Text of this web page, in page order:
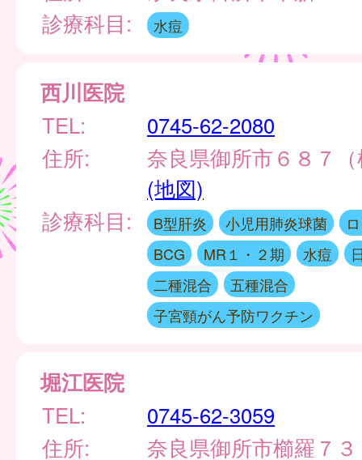
診療科目:
水痘
西川医院
TEL:
0745-62-2080
住所:
奈良県御所市６８７
(地図)
診療科目:
B型肝炎 小児用肺炎球菌
BCG
MR１・２期 水痘
二種混合
五種混合
子宮頸がん予防ワクチン
堀江医院
TEL:
0745-62-3059
住所:
奈良県御所市櫛羅７